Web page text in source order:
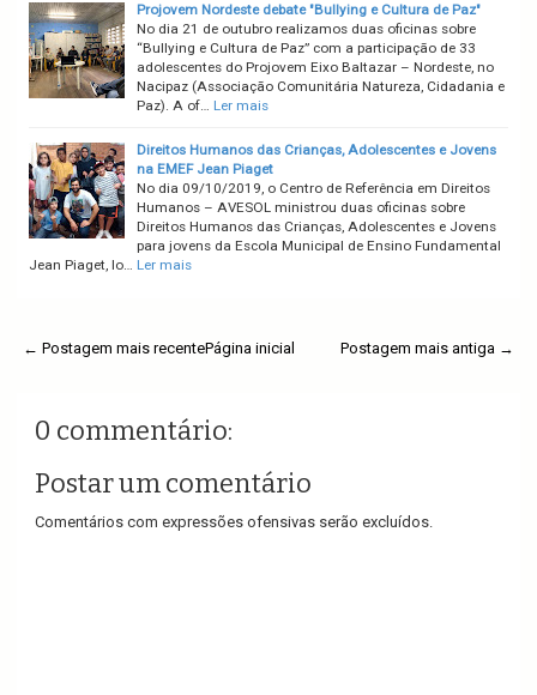
Projovem Nordeste debate "Bullying e Cultura de Paz"
No dia 21 de outubro realizamos duas oficinas sobre
“Bullying e Cultura de Paz” com a participação de 33
adolescentes do Projovem Eixo Baltazar – Nordeste, no
Nacipaz (Associação Comunitária Natureza, Cidadania e
Paz). A of… Ler mais
Direitos Humanos das Crianças, Adolescentes e Jovens
na EMEF Jean Piaget
No dia 09/10/2019, o Centro de Referência em Direitos
Humanos – AVESOL ministrou duas oficinas sobre
Direitos Humanos das Crianças, Adolescentes e Jovens
para jovens da Escola Municipal de Ensino Fundamental
Jean Piaget, lo… Ler mais
← Postagem mais recente Postagem mais antiga →
Página inicial
0 commentário:
Postar um comentário
Comentários com expressões ofensivas serão excluídos.